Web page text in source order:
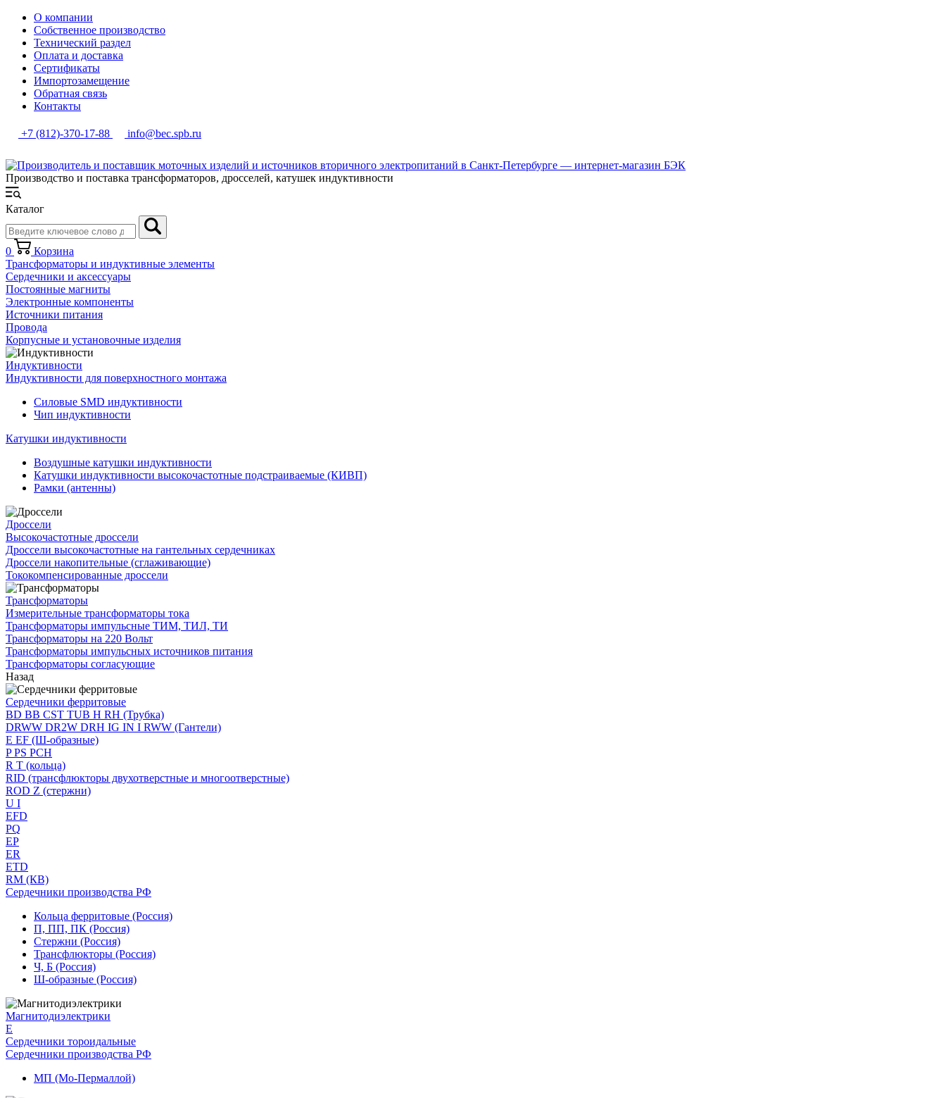
О компании
Собственное производство
Технический раздел
Оплата и доставка
Сертификаты
Импортозамещение
Обратная связь
Контакты
+7 (812)-370-17-88 info@bec.spb.ru
Производство и поставка трансформаторов, дросселей, катушек индуктивности
Каталог
0
Корзина
Трансформаторы и индуктивные элементы
Сердечники и аксессуары
Постоянные магниты
Электронные компоненты
Источники питания
Провода
Корпусные и установочные изделия
Индуктивности
Индуктивности для поверхностного монтажа
Силовые SMD индуктивности
Чип индуктивности
Катушки индуктивности
Воздушные катушки индуктивности
Катушки индуктивности высокочастотные подстраиваемые (КИВП)
Рамки (антенны)
Дроссели
Высокочастотные дроссели
Дроссели высокочастотные на гантельных сердечниках
Дроссели накопительные (сглаживающие)
Тококомпенсированные дроссели
Трансформаторы
Измерительные трансформаторы тока
Трансформаторы импульсные ТИМ, ТИЛ, ТИ
Трансформаторы на 220 Вольт
Трансформаторы импульсных источников питания
Трансформаторы согласующие
Назад
Сердечники ферритовые
BD BB CST TUB H RH (Трубка)
DRWW DR2W DRH IG IN I RWW (Гантели)
E EF (Ш-образные)
P PS PCH
R T (кольца)
RID (трансфлюкторы двухотверстные и многоотверстные)
ROD Z (стержни)
U I
EFD
PQ
EP
ER
ETD
RM (КВ)
Сердечники производства РФ
Кольца ферритовые (Россия)
П, ПП, ПК (Россия)
Стержни (Россия)
Трансфлюкторы (Россия)
Ч, Б (Россия)
Ш-образные (Россия)
Магнитодиэлектрики
E
Сердечники тороидальные
Сердечники производства РФ
МП (Мо-Пермаллой)